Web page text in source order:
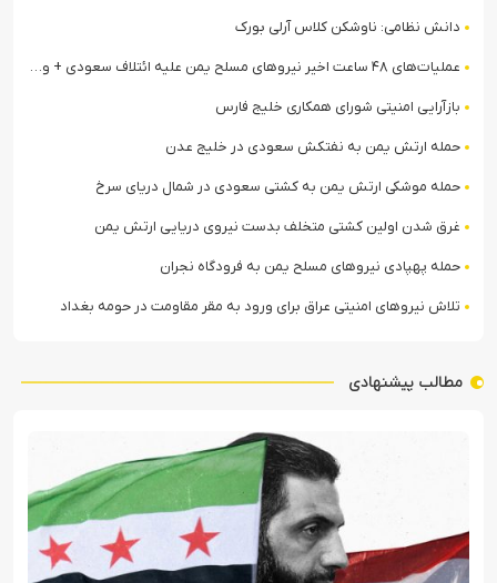
دانش نظامی: ناوشکن کلاس آرلی بورک
عملیات‌های ۴۸ ساعت اخیر نیروهای مسلح یمن علیه ائتلاف سعودی + ویدیو
بازآرایی امنیتی شورای همکاری خلیج فارس
حمله ارتش یمن به نفتکش سعودی در خلیج عدن
حمله موشکی ارتش یمن به کشتی سعودی در شمال دریای سرخ
غرق شدن اولین کشتی متخلف بدست نیروی دریایی ارتش یمن
حمله پهپادی نیروهای مسلح یمن به فرودگاه نجران
تلاش نیروهای امنیتی عراق برای ورود به مقر مقاومت در حومه بغداد
مطالب پیشنهادی